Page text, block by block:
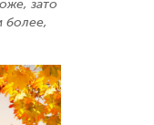
зато
более,